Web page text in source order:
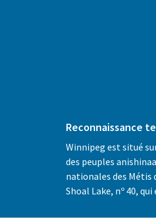
Reconnaissance
Winnipeg est situé
des peuples
nationales des Métis
Shoal Lake, nº 40,